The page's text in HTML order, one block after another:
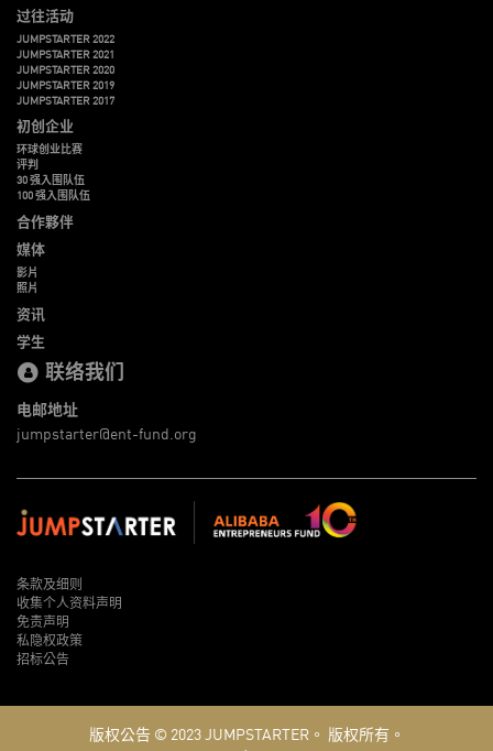
过往活动
JUMPSTARTER 2022
JUMPSTARTER 2021
JUMPSTARTER 2020
JUMPSTARTER 2019
JUMPSTARTER 2017
初创企业
环球创业比赛
评判
30 强入围队伍
100 强入围队伍
合作夥伴
媒体
影片
照片
资讯
学生
联络我们
电邮地址
jumpstarter@ent-fund.org
条款及细则
收集个人资料声明
免责声明
私隐权政策
招标公告
版权公告 © 2023JUMPSTARTER。 版权所有。